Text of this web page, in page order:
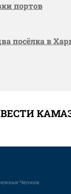
портов
посёлка в
Челнов